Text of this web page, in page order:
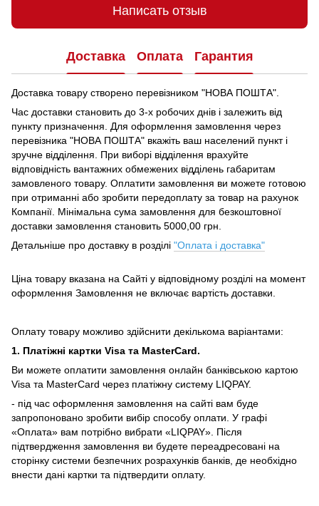
Написать отзыв
Доставка Оплата Гарантия
Доставка товару створено перевізником "НОВА ПОШТА".
Час доставки становить до 3-х робочих днів і залежить від
пункту призначення. Для оформлення замовлення через
перевізника "НОВА ПОШТА" вкажіть ваш населений пункт і
зручне відділення.
При виборі відділення врахуйте
відповідність вантажних обмежених відділень габаритам
замовленого товару. Оплатити замовлення ви можете готовою
при отриманні або зробити передоплату за товар на рахунок
Компанії. Мінімальна сума замовлення для безкоштовної
доставки замовлення становить 5000,00 грн.
Детальніше про доставку в розділі "Оплата і доставка"
Ціна товару вказана на Сайті у відповідному розділі на момент
оформлення Замовлення не включає вартість доставки.
Оплату товару можливо здійснити декількома варіантами:
1. Платіжні картки Visa та MasterCard.
Ви можете оплатити замовлення онлайн банківською картою
Visa та MasterCard через платіжну систему LIQPAY.
- під час оформлення замовлення на сайті вам буде
запропоновано зробити вибір способу оплати. У графі
«Оплата» вам потрібно вибрати «LIQPAY». Після
підтвердження замовлення ви будете переадресовані на
сторінку системи безпечних розрахунків банків, де необхідно
внести дані картки та підтвердити оплату.